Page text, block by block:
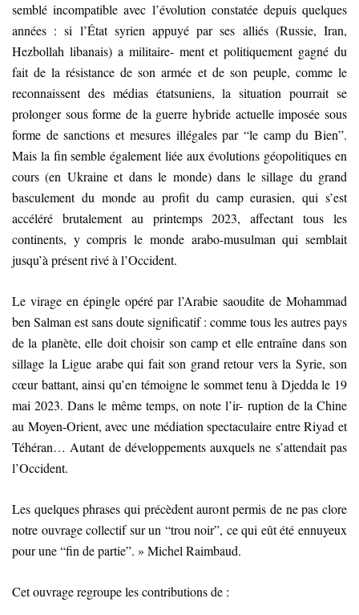
semblé incompatible avec l’évolution constatée depuis quelques
années : si l’État syrien appuyé par ses alliés (Russie, Iran,
Hezbollah libanais) a militaire- ment et politiquement gagné du
fait de la résistance de son armée et de son peuple, comme le
reconnaissent des médias étatsuniens, la situation pourrait se
prolonger sous forme de la guerre hybride actuelle imposée sous
forme de sanctions et mesures illégales par “le camp du Bien”.
Mais la fin semble également liée aux évolutions géopolitiques en
cours (en Ukraine et dans le monde) dans le sillage du grand
basculement du monde au profit du camp eurasien, qui s’est
accéléré brutalement au printemps 2023, affectant tous les
continents, y compris le monde arabo-musulman qui semblait
jusqu’à présent rivé à l’Occident.
Le virage en épingle opéré par l’Arabie saoudite de Mohammad
ben Salman est sans doute significatif : comme tous les autres pays
de la planète, elle doit choisir son camp et elle entraîne dans son
sillage la Ligue arabe qui fait son grand retour vers la Syrie, son
cœur battant, ainsi qu’en témoigne le sommet tenu à Djedda le 19
mai 2023. Dans le même temps, on note l’ir- ruption de la Chine
au Moyen-Orient, avec une médiation spectaculaire entre Riyad et
Téhéran… Autant de développements auxquels ne s’attendait pas
l’Occident.
Les quelques phrases qui précèdent auront permis de ne pas clore
notre ouvrage collectif sur un “trou noir”, ce qui eût été ennuyeux
pour une “fin de partie”. » Michel Raimbaud.
Cet ouvrage regroupe les contributions de :